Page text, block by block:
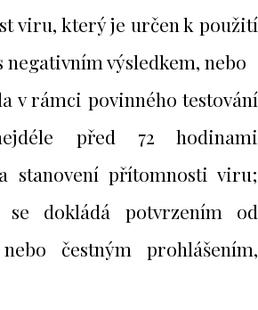
viru, který je určen k použití
negativním výsledkem, nebo
v rámci povinného testování
před 72 hodinami
stanovení přítomnosti viru;
se dokládá potvrzením od
nebo čestným prohlášením,